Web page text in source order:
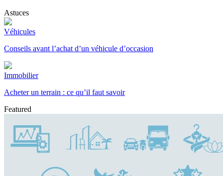
Astuces
Véhicules
Conseils avant l’achat d’un véhicule d’occasion
Immobilier
Acheter un terrain : ce qu’il faut savoir
Featured